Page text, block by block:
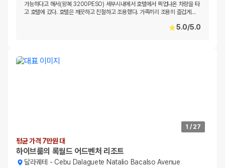
가능하다고 해서(왕복 3200PESO) 세부시내에서 호텔에서 픽업나온 차량을 타
고 호텔에 갔다. 호텔은 깨끗하고 친절하고 조용했다. 가족끼리 조용히 즐겁게 …
5.0/5.0
1 / 27
평균 가격 7만원 대
하이브룸의 록월드 어드벤처 리조트
달라궤테 -Cebu Dalaguete Natalio Bacalso Avenue